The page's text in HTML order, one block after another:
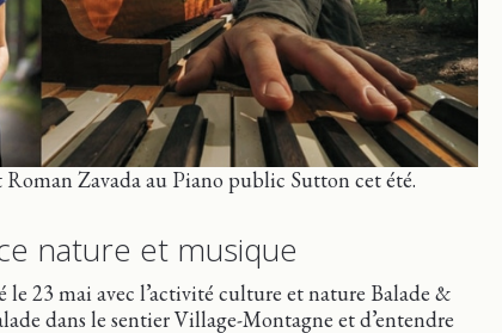
Zavada au Piano public Sutton cet été.
nature et musique
23 mai avec l’activité culture et nature Balade &
dans le sentier Village-Montagne et d’entendre